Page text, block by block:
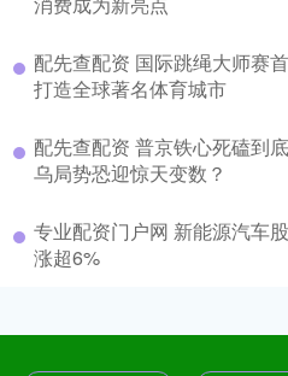
配先查配资 国际跳绳大师赛
打造全球著名体育城市
配先查配资 普京铁心死磕到
乌局势恐迎惊天变数？
专业配资门户网 新能源汽车
涨超6%